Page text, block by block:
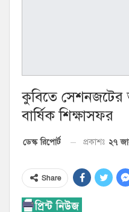
কুবিতে সেশনজটের
বার্ষিক শিক্ষাসফর
ডেস্ক রিপোর্ট প্রকাশঃ ২৭
Share